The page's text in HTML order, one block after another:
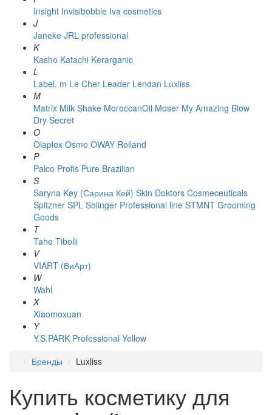
Insight Invisibobble Iva cosmetics
J
Janeke JRL professional
K
Kasho Katachi Kerarganic
L
Label. m Le Cher Leader Lendan Luxliss
M
Matrix Milk Shake MoroccanOil Moser My Amazing Blow
Dry Secret
O
Olaplex Osmo OWAY Rolland
P
Palco Profis Pure Brazilian
S
Saryna Key (Сарина Кей) Skin Doktors Cosmeceuticals
Spitzner SPL Solinger Professional line STMNT Grooming
Goods
T
Tahe Tibolli
V
VIART (ВиАрт)
W
Wahl
X
Xiaomoxuan
Y
Y.S.PARK Professional Yellow
Бренды
Luxliss
Купить косметику для